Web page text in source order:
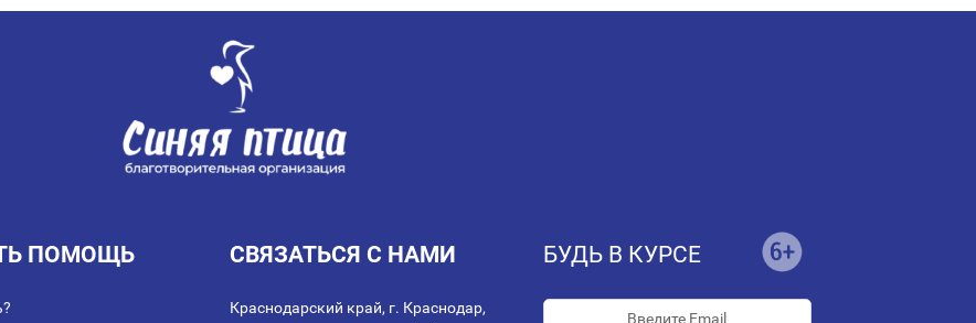
ПОМОЩЬ СВЯЗАТЬСЯ С НАМИ
Краснодарский край, г. Краснодар,
БУДЬ В КУРСЕ